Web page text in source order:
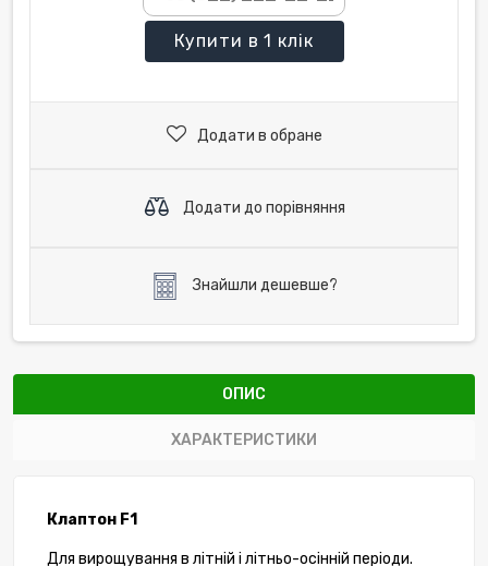
Купити в 1 клік
Додати в обране
Додати до порівняння
Знайшли дешевше?
ОПИС
ХАРАКТЕРИСТИКИ
Клаптон F1
Для вирощування в літній і літньо-осінній періоди.